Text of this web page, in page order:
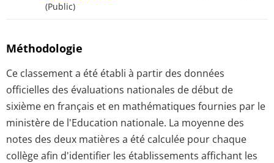
(Public)
Méthodologie
Ce classement a été établi à partir des données
officielles des évaluations nationales de début de
sixième en français et en mathématiques fournies par le
ministère de l'Education nationale. La moyenne des
notes des deux matières a été calculée pour chaque
collège afin d'identifier les établissements affichant les